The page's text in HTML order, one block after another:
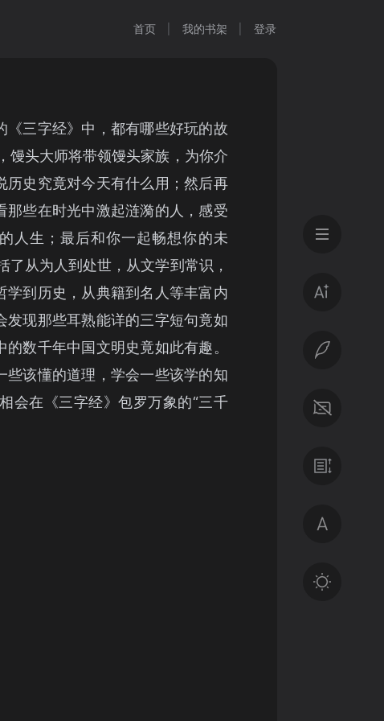
首页 我的书架 登录
《三字经》中，都有哪些好玩的故
馒头大师将带领馒头家族，为你介
历史究竟对今天有什么用；然后再
那些在时光中激起涟漪的人，感受
人生；最后和你一起畅想你的未
了从为人到处世，从文学到常识，
学到历史，从典籍到名人等丰富内
发现那些耳熟能详的三字短句竟如
数千年中国文明史竟如此有趣。
些该懂的道理，学会一些该学的知
会在《三字经》包罗万象的“三千